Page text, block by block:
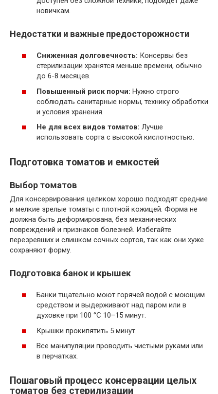
новичкам.
Недостатки и важные предосторожности
Сниженная долговечность: Консервы без
стерилизации хранятся меньше времени, обычно
до 6-8 месяцев.
Повышенный риск порчи: Нужно строго
соблюдать санитарные нормы, технику обработки
и условия хранения.
Не для всех видов томатов: Лучше
использовать сорта с высокой кислотностью.
Подготовка томатов и емкостей
Выбор томатов
Для консервирования целиком хорошо подходят средние
и мелкие зрелые томаты с плотной кожицей. Форма не
должна быть деформирована, без механических
повреждений и признаков болезней. Избегайте
перезревших и слишком сочных сортов, так как они хуже
сохраняют форму.
Подготовка банок и крышек
Банки тщательно моют горячей водой с моющим
средством и выдерживают над паром или в
духовке при 100 °C 10–15 минут.
Крышки прокипятить 5 минут.
Все манипуляции проводить чистыми руками или
в перчатках.
Пошаговый процесс консервации целых
томатов без стерилизации